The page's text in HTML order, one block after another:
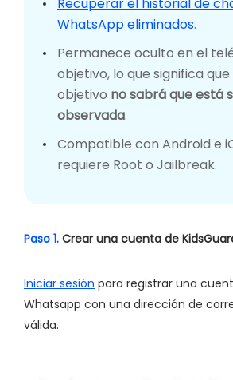
Recuperar el historial de
WhatsApp eliminados.
Permanece oculto en el
objetivo, lo que significa
objetivo no sabrá que está
observada.
Compatible con Android e
requiere Root o Jailbreak.
Paso 1. Crear una cuenta de
Iniciar sesión para registrar una
Whatsapp con una dirección de
válida.